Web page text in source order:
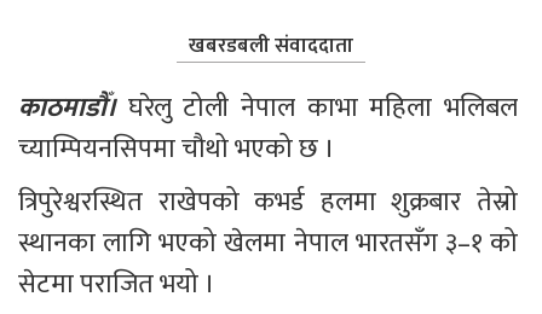
खबरडबली संवाददाता
काठमाडौँ। घरेलु टोली नेपाल काभा महिला भलिबल
च्याम्पियनसिपमा चौथो भएको छ ।
त्रिपुरेश्वरस्थित राखेपको कभर्ड हलमा शुक्रबार तेस्रो
स्थानका लागि भएको खेलमा नेपाल भारतसँग ३–१ को
सेटमा पराजित भयो ।